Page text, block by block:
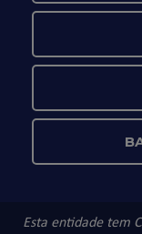
Esta entidade tem